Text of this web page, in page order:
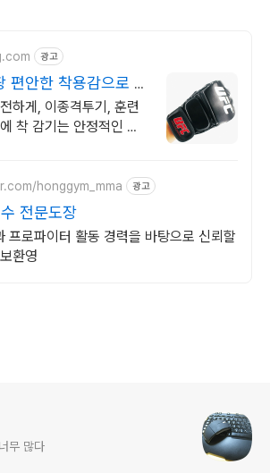
광고
편안한 착용감으로 쾌
하게, 이종격투기, 훈련
착 감기는 안정적인 착
honggym_mma 광고
전문도장
프로파이터 활동 경력을 바탕으로 신뢰할
환영
무 많다